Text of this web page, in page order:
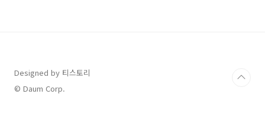
Designed by 티스토리
© Daum Corp.